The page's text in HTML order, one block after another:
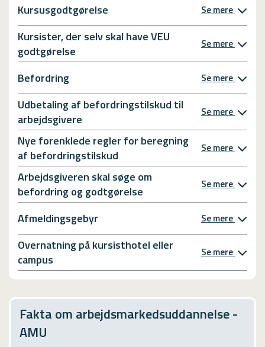
Kursusgodtgørelse Se mere
Kursister, der selv skal have VEU
godtgørelse
Se mere
Befordring Se mere
Udbetaling af befordringstilskud til
arbejdsgivere
Se mere
Nye forenklede regler for beregning
af befordringstilskud
Se mere
Arbejdsgiveren skal søge om
befordring og godtgørelse
Se mere
Afmeldingsgebyr Se mere
Overnatning på kursisthotel eller
campus
Se mere
Fakta om arbejdsmarkedsuddannelse -
AMU